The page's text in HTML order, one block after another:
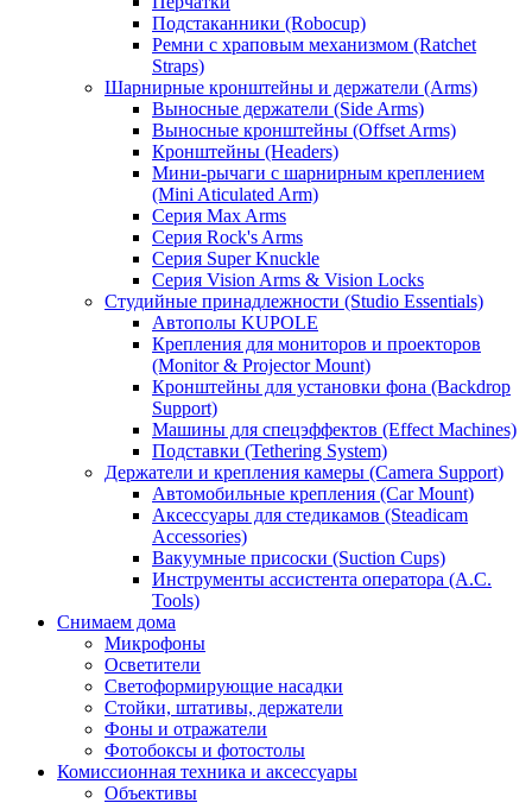
Подстаканники (Robocup)
Ремни с храповым механизмом (Ratchet
Straps)
Шарнирные кронштейны и держатели (Arms)
Выносные держатели (Side Arms)
Выносные кронштейны (Offset Arms)
Кронштейны (Headers)
Мини-рычаги с шарнирным креплением
(Mini Aticulated Arm)
Серия Max Arms
Серия Rock's Arms
Серия Super Knuckle
Серия Vision Arms & Vision Locks
Студийные принадлежности (Studio Essentials)
Автополы KUPOLE
Крепления для мониторов и проекторов
(Monitor & Projector Mount)
Кронштейны для установки фона (Backdrop
Support)
Машины для спецэффектов (Effect Machines)
Подставки (Tethering System)
Держатели и крепления камеры (Camera Support)
Автомобильные крепления (Car Mount)
Аксессуары для стедикамов (Steadicam
Accessories)
Вакуумные присоски (Suction Cups)
Инструменты ассистента оператора (A.C.
Tools)
Снимаем дома
Микрофоны
Осветители
Светоформирующие насадки
Стойки, штативы, держатели
Фоны и отражатели
Фотобоксы и фотостолы
Комиссионная техника и аксессуары
Объективы